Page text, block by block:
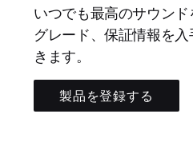
いつでも最高のサウン
グレード、保証情報を
きます。
製品を登録する